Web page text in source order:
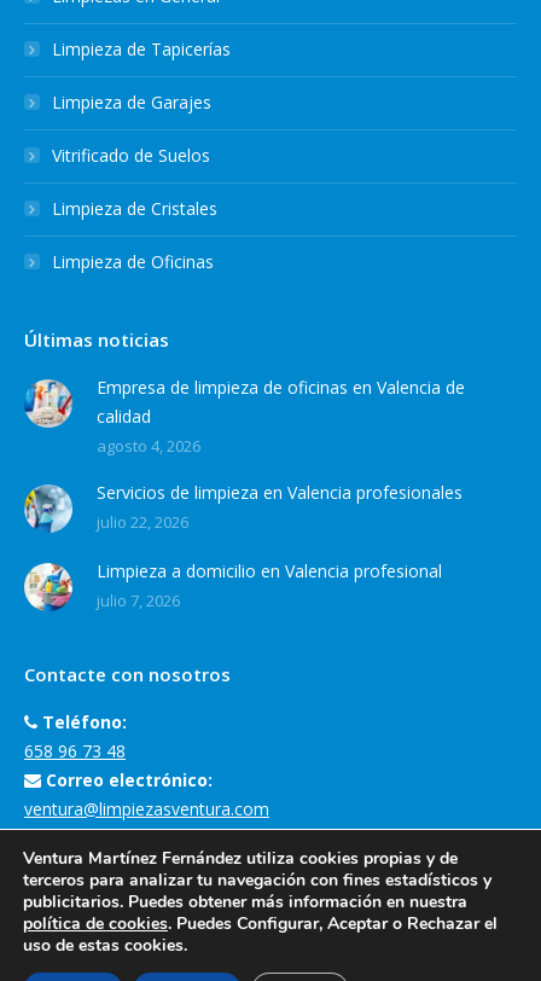
Limpieza de Tapicerías
Limpieza de Garajes
Vitrificado de Suelos
Limpieza de Cristales
Limpieza de Oficinas
Últimas noticias
Empresa de limpieza de oficinas en Valencia de
calidad
agosto 4, 2026
Servicios de limpieza en Valencia profesionales
julio 22, 2026
Limpieza a domicilio en Valencia profesional
julio 7, 2026
Contacte con nosotros
Teléfono:
658 96 73 48
Correo electrónico:
ventura@limpiezasventura.com
Dirección de la empresa:
Carrer Margarita Salas, 3, 46930 Quart de Poblet, València
Encuéntranos en:
Ventura Martínez Fernández utiliza cookies propias y de
terceros para analizar tu navegación con fines estadísticos y
publicitarios. Puedes obtener más información en nuestra
política de cookies. Puedes Configurar, Aceptar o Rechazar el
uso de estas cookies.